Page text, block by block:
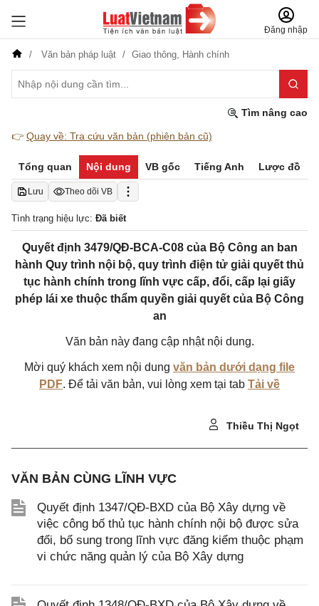
Đăng nhập
Văn bản pháp luật Giao thông, Hành chính
Tìm nâng cao
👉 Quay về: Tra cứu văn bản (phiên bản cũ)
Tổng quan Nội dung VB gốc Tiếng Anh Lược đồ
Lưu Theo dõi VB
Tình trạng hiệu lực: Đã biết
Quyết định 3479/QĐ-BCA-C08 của Bộ Công an ban
hành Quy trình nội bộ, quy trình điện tử giải quyết thủ
tục hành chính trong lĩnh vực cấp, đổi, cấp lại giấy
phép lái xe thuộc thẩm quyền giải quyết của Bộ Công
an
Văn bản này đang cập nhật nội dung.
Mời quý khách xem nội dung văn bản dưới dạng file
PDF. Để tải văn bản, vui lòng xem tại tab Tải về
Thiều Thị Ngọt
VĂN BẢN CÙNG LĨNH VỰC
Quyết định 1347/QĐ-BXD của Bộ Xây dựng về
việc công bố thủ tục hành chính nội bộ được sửa
đổi, bổ sung trong lĩnh vực đăng kiểm thuộc phạm
vi chức năng quản lý của Bộ Xây dựng